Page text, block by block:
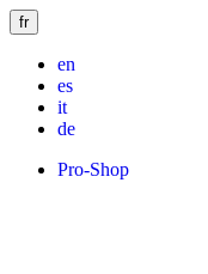
fr
en
es
it
de
Pro-Shop